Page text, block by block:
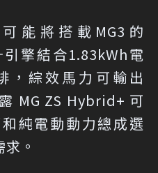
能將搭載MG3的
擎結合1.83kWh電
，綜效馬力可輸出
MG ZS Hybrid+ 可
純電動動力總成選
。